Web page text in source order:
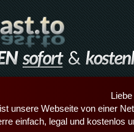
unsere Webseite von einer
einfach, legal und kostenlos